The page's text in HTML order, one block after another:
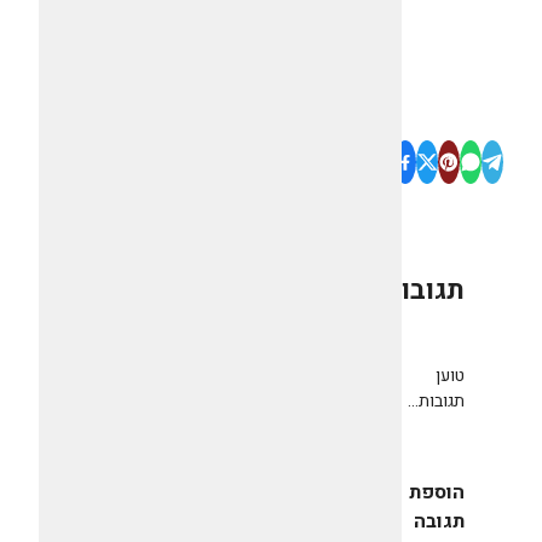
תגובות
טוען
תגובות...
הוספת
תגובה